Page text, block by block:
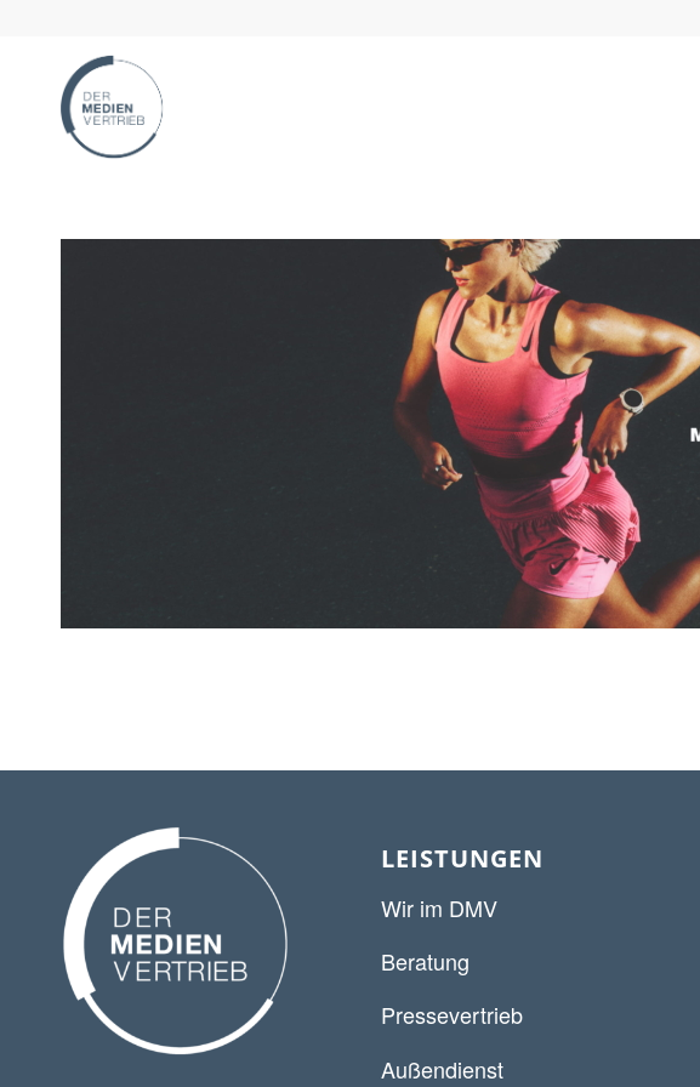
LEISTUNGEN
Wir im DMV
Beratung
Pressevertrieb
Außendienst